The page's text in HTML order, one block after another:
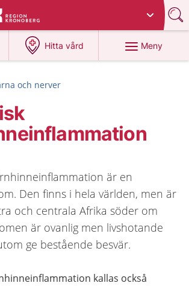
1177
region
Hitta vård
på 1177.se
Meny
och nerver
är en
Den finns i hela världen, men är
och centrala Afrika söder om
är ovanlig men livshotande
ge bestående besvär.
kallas också